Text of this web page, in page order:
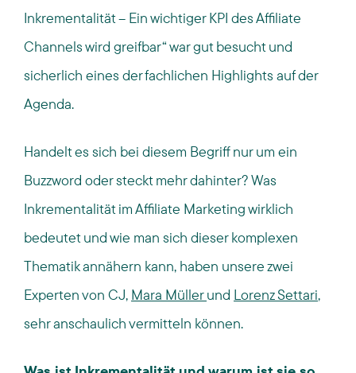
Inkrementalität – Ein wichtiger KPI des Affiliate
Channels wird greifbar“ war gut besucht und
sicherlich eines der fachlichen Highlights auf der
Agenda.
Handelt es sich bei diesem Begriff nur um ein
Buzzword oder steckt mehr dahinter? Was
Inkrementalität im Affiliate Marketing wirklich
bedeutet und wie man sich dieser komplexen
Thematik annähern kann, haben unsere zwei
Experten von CJ, Mara Müllerund Lorenz Settari,
sehr anschaulich vermitteln können.